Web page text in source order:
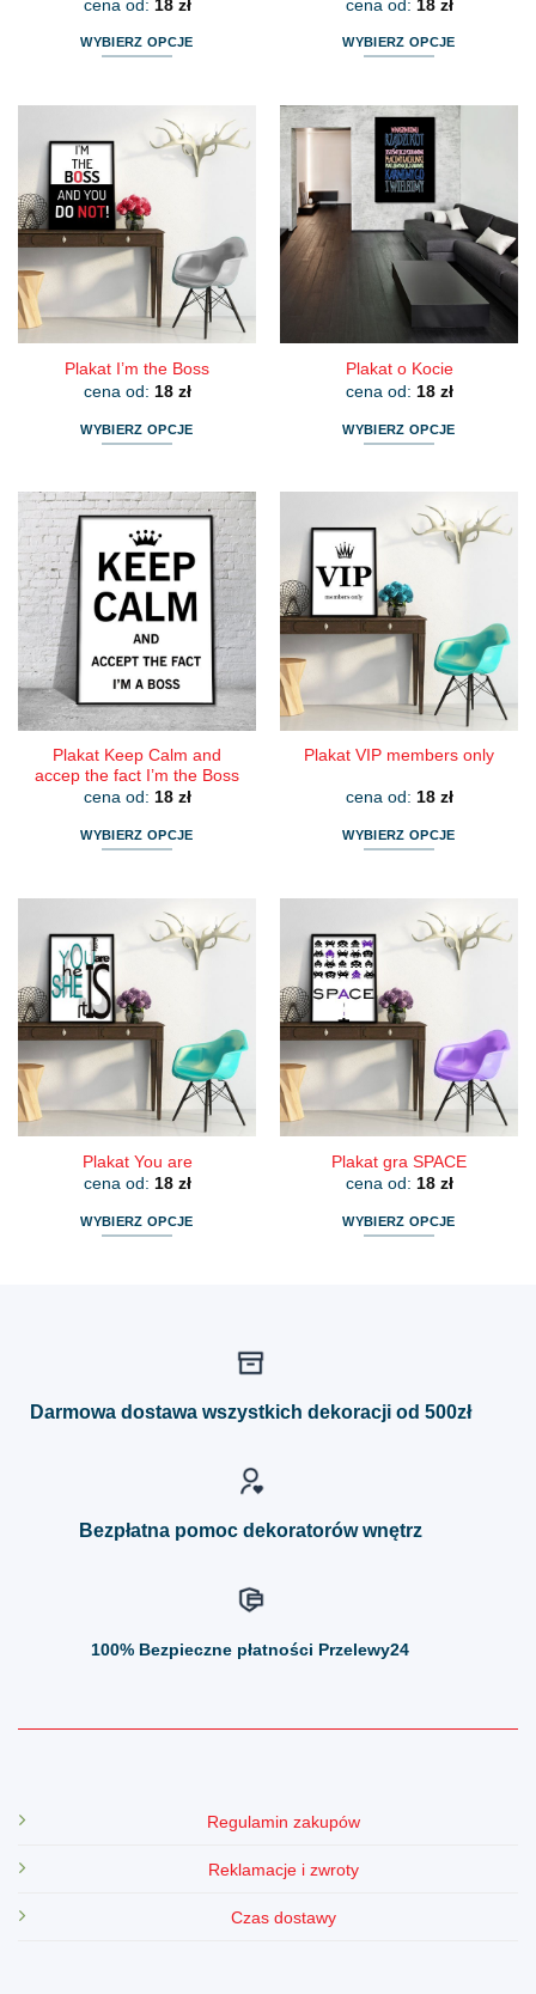
cena od: 18 zł
WYBIERZ OPCJE
wiele
wariantów.
Opcje
można
wybrać
na
stronie
produktu
cena od: 18 zł
WYBIERZ OPCJE
ma
wiele
wariantów.
Opcje
można
wybrać
na
stronie
Plakat I’m the Boss
cena od: 18 zł
WYBIERZ OPCJE
ma
wiele
wariantów.
Opcje
można
wybrać
na
stronie
produktu
Plakat o Kocie
cena od: 18 zł
WYBIERZ OPCJE
wiele
wariantów.
Opcje
można
wybrać
na
stronie
produktu
Plakat Keep Calm and
accep the fact I’m the Boss
cena od: 18 zł
WYBIERZ OPCJE
wiele
wariantów.
Opcje
można
wybrać
na
stronie
produktu
Plakat VIP members only
cena od: 18 zł
WYBIERZ OPCJE
wiele
wariantów.
Opcje
można
wybrać
na
stronie
produktu
Plakat You are
cena od: 18 zł
WYBIERZ OPCJE
Plakat gra SPACE
cena od: 18 zł
WYBIERZ OPCJE
można
Darmowa dostawa wszystkich dekoracji od 500zł
Bezpłatna pomoc dekoratorów wnętrz
100% Bezpieczne płatności Przelewy24
Regulamin zakupów
Reklamacje i zwroty
Czas dostawy